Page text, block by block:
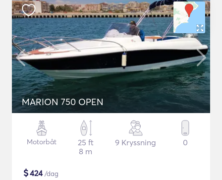
MARION 750 OPEN
Motorbåt
25 ft
8 m
9 Kryssning 0
$424/dag